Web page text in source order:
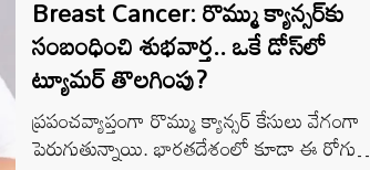
Breast Cancer: రొమ్ము క్యాన్సర్‌కు
సంబంధించి శుభవార్త.. ఒకే డోస్‌లో
ట్యూమర్‌ తొలగింపు?
ప్రపంచవ్యాప్తంగా రొమ్ము క్యాన్సర్ కేసులు వేగంగా
పెరుగుతున్నాయి. భారతదేశంలో కూడా ఈ రోగుల